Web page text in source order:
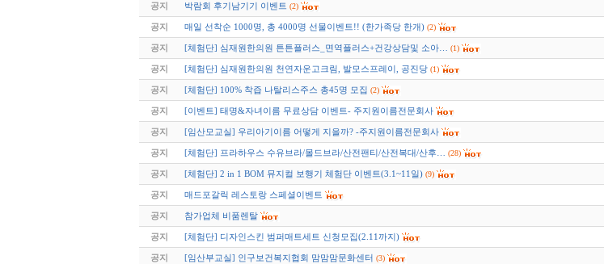
공지 박람회 후기남기기 이벤트 (2)
공지 매일 선착순 1000명, 총 4000명 선물이벤트!! (한가족당 한개) (2)
공지 [체험단] 심재원한의원 튼튼플러스_면역플러스+건강상담및 소아… (1)
공지 [체험단] 심재원한의원 천연자운고크림, 발모스프레이, 공진당 (1)
공지 [체험단] 100% 착즙 나탈리스주스 총45명 모집 (2)
공지 [이벤트] 태명&자녀이름 무료상담 이벤트- 주지원이름전문회사
공지 [임산모교실] 우리아기이름 어떻게 지을까? -주지원이름전문회사
공지 [체험단] 프라하우스 수유브라/몰드브라/산전팬티/산전복대/산후… (28)
공지 [체험단] 2 in 1 BOM 뮤지컬 보행기 체험단 이벤트(3.1~11일) (9)
공지 매드포갈릭 레스토랑 스페셜이벤트
공지 참가업체 비품렌탈
공지 [체험단] 디자인스킨 범퍼매트세트 신청모집(2.11까지)
공지 [임산부교실] 인구보건복지협회 맘맘맘문화센터 (3)